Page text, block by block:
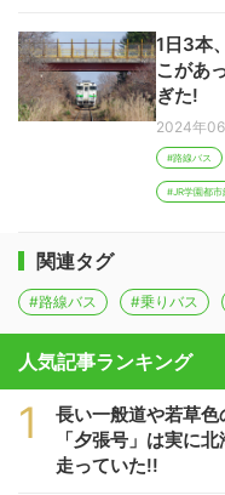
1日3本
こがあ
ぎた!
2024年
#路線バス
#JR学園都市
関連タグ
#路線バス #乗りバス
人気記事ランキング
1
長い一般道や若草
「夕張号」は実に
走っていた!!